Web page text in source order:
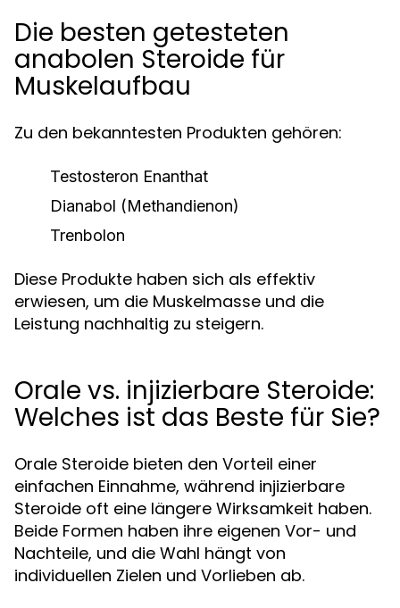
Die besten getesteten
anabolen Steroide für
Muskelaufbau
Zu den bekanntesten Produkten gehören:
Testosteron Enanthat
Dianabol (Methandienon)
Trenbolon
Diese Produkte haben sich als effektiv
erwiesen, um die Muskelmasse und die
Leistung nachhaltig zu steigern.
Orale vs. injizierbare Steroide:
Welches ist das Beste für Sie?
Orale Steroide bieten den Vorteil einer
einfachen Einnahme, während injizierbare
Steroide oft eine längere Wirksamkeit haben.
Beide Formen haben ihre eigenen Vor- und
Nachteile, und die Wahl hängt von
individuellen Zielen und Vorlieben ab.